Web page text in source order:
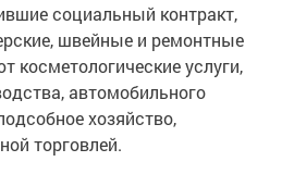
социальный контракт,
швейные и ремонтные
косметологические услуги,
автомобильного
хозяйство,
торговлей.